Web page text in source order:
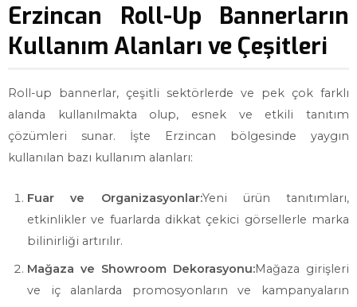
Erzincan Roll-Up Bannerların
Kullanım Alanları ve Çeşitleri
Roll-up bannerlar, çeşitli sektörlerde ve pek çok farklı
alanda kullanılmakta olup, esnek ve etkili tanıtım
çözümleri sunar. İşte Erzincan bölgesinde yaygın
kullanılan bazı kullanım alanları:
Fuar ve Organizasyonlar:Yeni ürün tanıtımları,
etkinlikler ve fuarlarda dikkat çekici görsellerle marka
bilinirliği artırılır.
Mağaza ve Showroom Dekorasyonu:Mağaza girişleri
ve iç alanlarda promosyonların ve kampanyaların